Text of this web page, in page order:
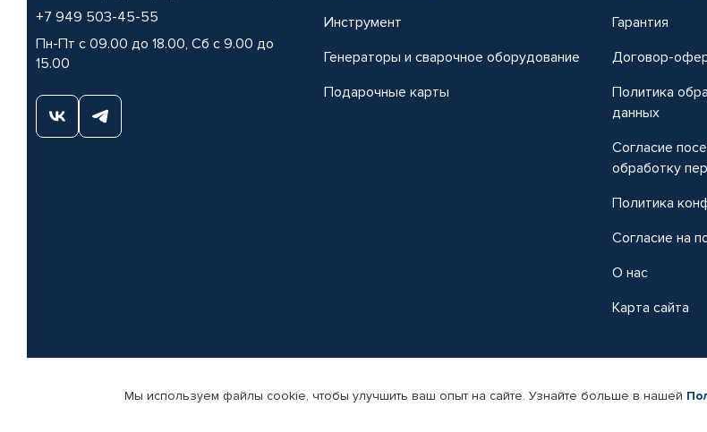
+7 949 503-45-55
Пн-Пт с 09.00 до 18.00, Сб с 9.00 до
15.00
Инструмент
Генераторы и сварочное оборудование
Подарочные карты
Гарантия
Договор-
Политика
данных
Согласие
обработку
Политика
Согласие на
О нас
Карта сайта
© КАМАЗ ЦЕНТР ДОНЕЦК, 2015-2026. Все права защищены. Интернет-магазин автомобильных товаров Автопрофи.
Мы используем файлы cookie, чтобы улучшить ваш опыт на сайте. Узнайте больше в нашей